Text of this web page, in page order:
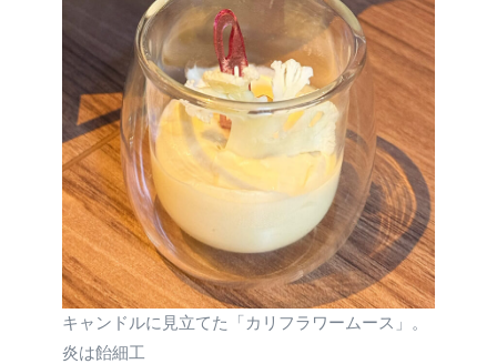
キャンドルに見立てた「カリフラワームース」。
炎は飴細工